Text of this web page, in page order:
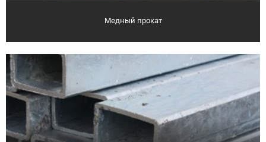
Медный прокат